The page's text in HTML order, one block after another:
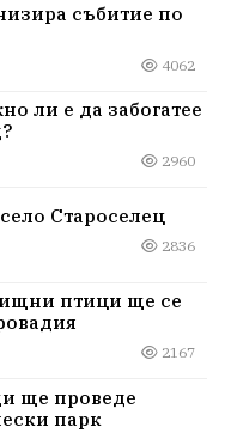
събитие по
4062
ли е да забогатее
2960
Староселец
2836
птици ще се
2167
ще проведе
парк